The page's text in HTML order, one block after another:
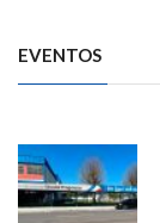
EVENTOS